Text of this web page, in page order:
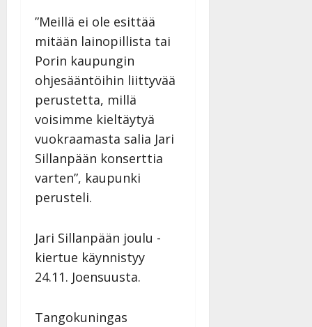
”Meillä ei ole esittää
mitään lainopillista tai
Porin kaupungin
ohjesääntöihin liittyvää
perustetta, millä
voisimme kieltäytyä
vuokraamasta salia Jari
Sillanpään konserttia
varten”, kaupunki
perusteli.
Jari Sillanpään joulu -
kiertue käynnistyy
24.11. Joensuusta.
Tangokuningas